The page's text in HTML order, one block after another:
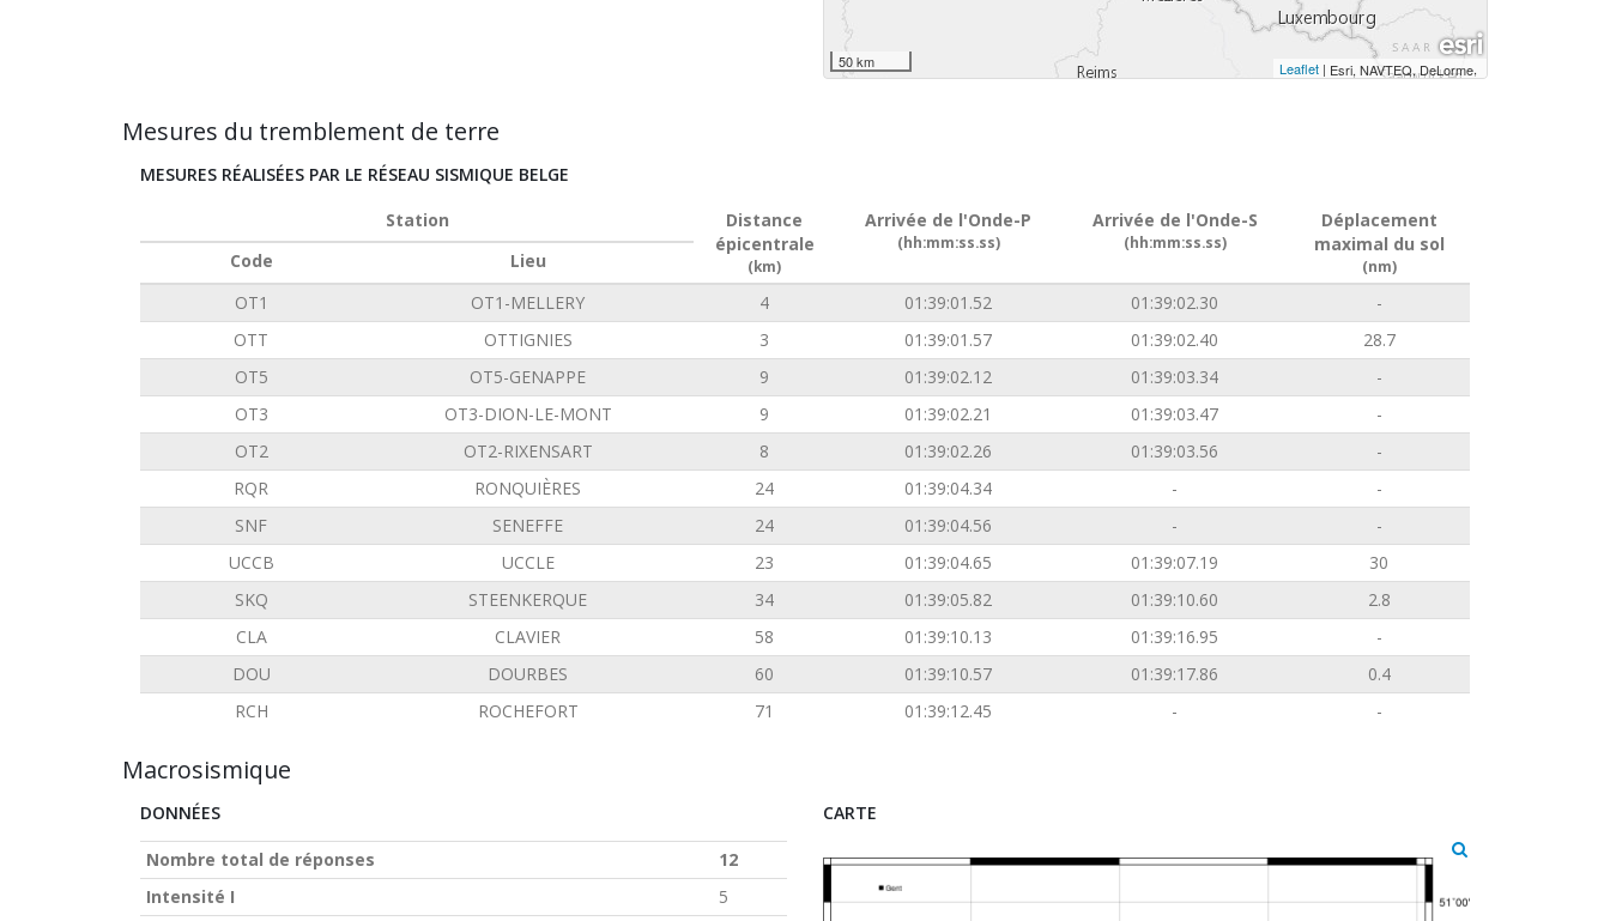
50 km Leaflet | Esri, NAVTEQ, DeLorme,
Mesures du tremblement de terre
MESURES RÉALISÉES PAR LE RÉSEAU SISMIQUE BELGE
Station
Distance
épicentrale
(km)
Arrivée de l'Onde-P
(hh:mm:ss.ss)
Arrivée de l'Onde-S
(hh:mm:ss.ss)
Déplacement
maximal du sol
(nm)
Code
Lieu
OT1
OT1-MELLERY 4 01:39:01.52 01:39:02.30
-
OTT
OTTIGNIES 3 01:39:01.57 01:39:02.40
28.7
OT5
OT5-GENAPPE 9 01:39:02.12 01:39:03.34
-
OT3
OT3-DION-LE-MONT 9 01:39:02.21 01:39:03.47
-
OT2
OT2-RIXENSART 8 01:39:02.26 01:39:03.56
-
RQR
RONQUIÈRES 24 01:39:04.34 -
-
SNF
SENEFFE 24 01:39:04.56 -
-
UCCB
UCCLE 23 01:39:04.65 01:39:07.19
30
SKQ
STEENKERQUE 34 01:39:05.82 01:39:10.60
2.8
CLA
CLAVIER 58 01:39:10.13 01:39:16.95
-
DOU
DOURBES 60 01:39:10.57 01:39:17.86
0.4
RCH
ROCHEFORT 71 01:39:12.45 - -
Macrosismique
DONNÉES
Nombre total de réponses
12
Intensité I
5
CARTE